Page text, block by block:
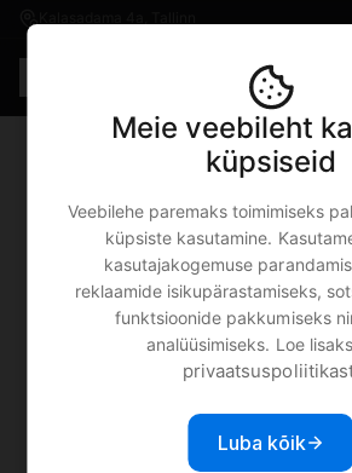
Kasulikud
uue õppeaasta
✏️
MOBIPUNKT
Meie veebileht
küpsiseid
Veebilehe paremaks toimimiseks
küpsiste kasutamine.
kasutajakogemuse
reklaamide isikupärastamiseks,
funktsioonide pakkumiseks
analüüsimiseks. Loe
Luba kõik